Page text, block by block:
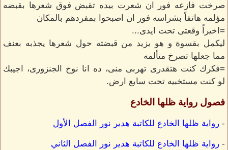
صرخت فازعه فور ان شعرت بيده تقبض فوق شعرها بقبضه
مؤلمه هاتفاً بشراسه فور ان اصبحوا بمفردهم بالمكان
=اخيراً وقعتى تحت ايدى...
ليكمل بقسوة و هو يزيد من قبضته حول شعرها يجذبه بعنف
مما جعلها تصرخ متألمه
=فكرك كنت هتقدرى تهربى منى، ده انا نوح الجنزورى، اجيبك
لو كنت مستخبيه تحت سابع ارض.
فصول رواية ظلها الخادع
- رواية ظلها الخادع للكاتبة هدير نور الفصل الأول
- رواية ظلها الخادع للكاتبة هدير نور الفصل الثاني